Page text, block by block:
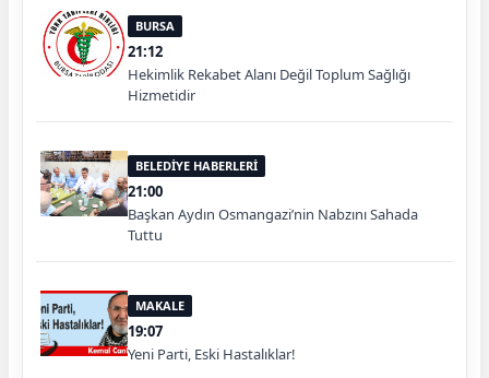
BURSA
21:12
Hekimlik Rekabet Alanı Değil Toplum Sağlığı
Hizmetidir
BELEDİYE HABERLERİ
21:00
Başkan Aydın Osmangazi’nin Nabzını Sahada
Tuttu
MAKALE
19:07
Yeni Parti, Eski Hastalıklar!